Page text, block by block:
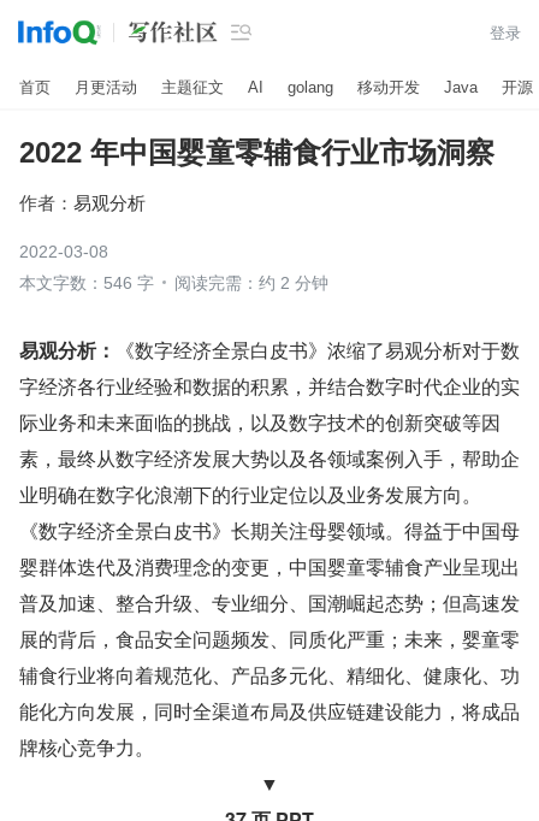
 登录
首页 月更活动 主题征文 AI golang 移动开发 Java 开源
2022 年中国婴童零辅食行业市场洞察
作者： 易观分析
2022-03-08
本文字数：546 字
阅读完需：约 2 分钟
易观分析：
《数字经济全景白皮书》浓缩了易观分析对于数
字经济各行业经验和数据的积累，并结合数字时代企业的实
际业务和未来面临的挑战，以及数字技术的创新突破等因
素，最终从数字经济发展大势以及各领域案例入手，帮助企
业明确在数字化浪潮下的行业定位以及业务发展方向。
《数字经济全景白皮书》长期关注母婴领域。得益于中国母
婴群体迭代及消费理念的变更，中国婴童零辅食产业呈现出
普及加速、整合升级、专业细分、国潮崛起态势；但高速发
展的背后，食品安全问题频发、同质化严重；未来，婴童零
辅食行业将向着规范化、产品多元化、精细化、健康化、功
能化方向发展，同时全渠道布局及供应链建设能力，将成品
牌核心竞争力。
▼